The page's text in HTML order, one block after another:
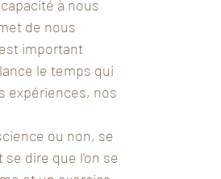
à nous
de nous
important
le temps qui
expériences, nos
ou non, se
se dire que l'on se